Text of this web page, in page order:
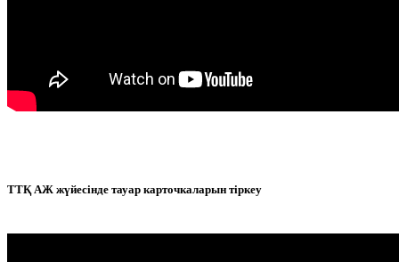
ТТҚ АЖ жүйесінде тауар карточкаларын тіркеу